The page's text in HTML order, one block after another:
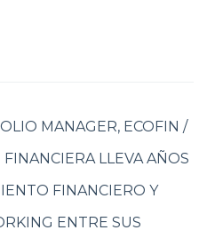
MANAGER, ECOFIN /
LLEVA AÑOS
FINANCIERO Y
ENTRE SUS